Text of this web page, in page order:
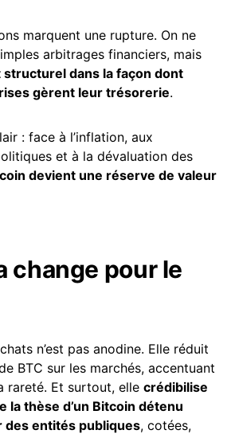
marquent une rupture. On ne
arbitrages financiers, mais
dans la façon dont
gèrent leur trésorerie.
: face à l’inflation, aux
et à la dévaluation des
devient une réserve de valeur
change pour le
n’est pas anodine. Elle réduit
BTC sur les marchés, accentuant
rareté. Et surtout, elle crédibilise
la thèse d’un Bitcoin détenu
des entités publiques, cotées,